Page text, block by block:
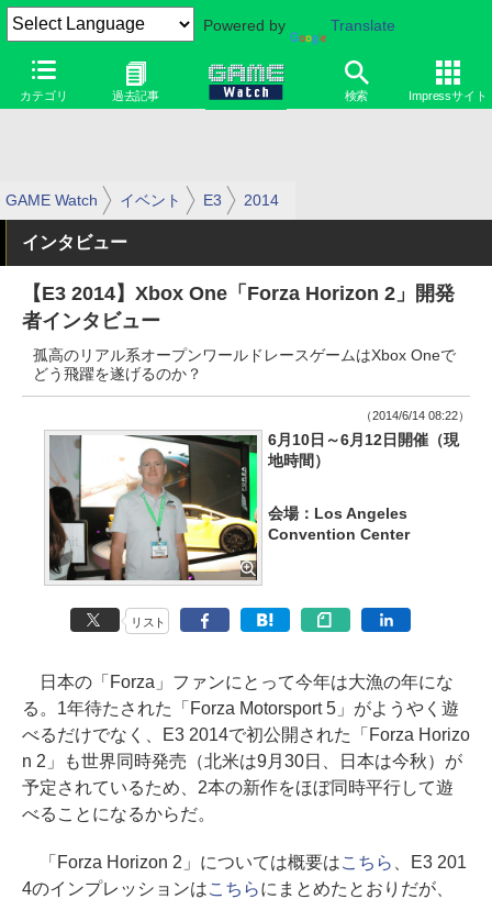
Powered by Translate
カテゴリ 過去記事 検索 Impressサイト
GAME Watch イベント E3 2014
インタビュー
【E3 2014】Xbox One「Forza Horizon 2」開発
者インタビュー
孤高のリアル系オープンワールドレースゲームはXbox Oneで
どう飛躍を遂げるのか？
（2014/6/14 08:22）
6月10日～6月12日開催（現
地時間）
会場：Los Angeles
Convention Center
リスト
日本の「Forza」ファンにとって今年は大漁の年にな
る。1年待たされた「Forza Motorsport 5」がようやく遊
べるだけでなく、E3 2014で初公開された「Forza Horizo
n 2」も世界同時発売（北米は9月30日、日本は今秋）が
予定されているため、2本の新作をほぼ同時平行して遊
べることになるからだ。
「Forza Horizon 2」については概要はこちら 、E3 201
4のインプレッションはこちらにまとめたとおりだが、